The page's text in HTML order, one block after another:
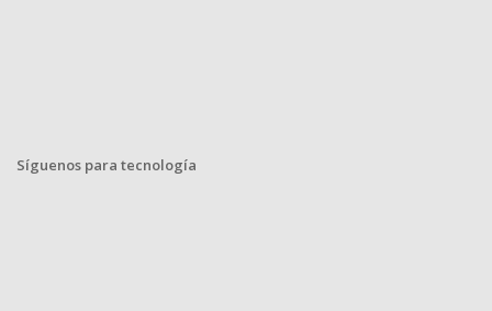
Síguenos para tecnología